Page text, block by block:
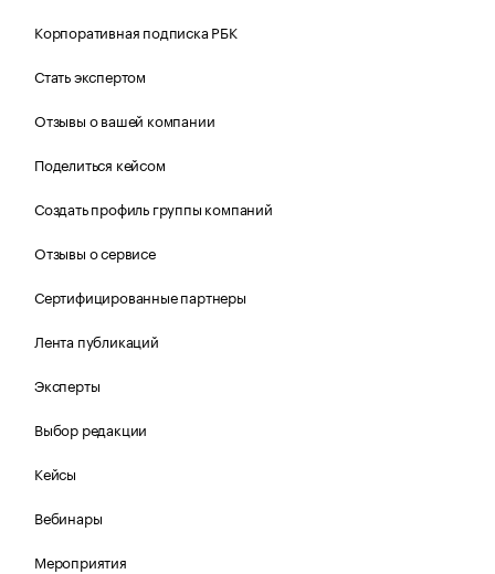
Корпоративная подписка РБК
Стать экспертом
Отзывы о вашей компании
Поделиться кейсом
Создать профиль группы компаний
Отзывы о сервисе
Сертифицированные партнеры
Лента публикаций
Эксперты
Выбор редакции
Кейсы
Вебинары
Мероприятия